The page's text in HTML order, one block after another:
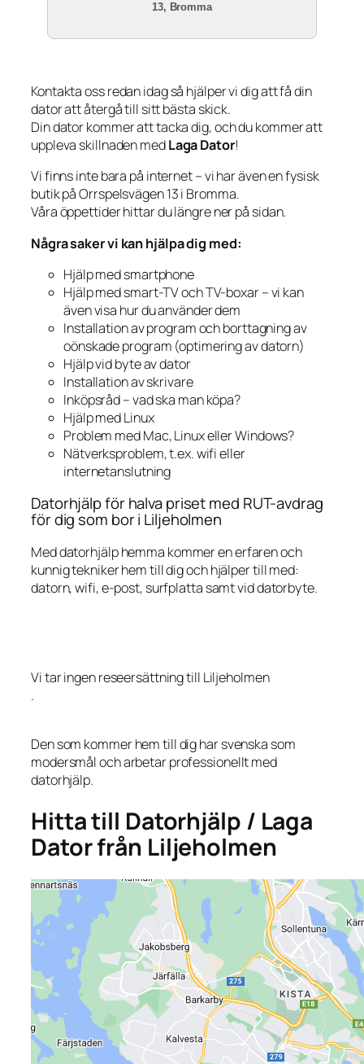
13, Bromma
Kontakta oss redan idag så hjälper vi dig att få din
dator att återgå till sitt bästa skick.
Din dator kommer att tacka dig, och du kommer att
uppleva skillnaden medLaga Dator!
Vi finns inte bara på internet – vi har även en fysisk
butik på Orrspelsvägen 13 i Bromma.
Våra öppettider hittar du längre ner på sidan.
Några saker vi kan hjälpa dig med:
Hjälp med smartphone
Hjälp med smart-TV och TV-boxar – vi kan
även visa hur du använder dem
Installation av program och borttagning av
oönskade program (optimering av datorn)
Hjälp vid byte av dator
Installation av skrivare
Inköpsråd – vad ska man köpa?
Hjälp med Linux
Problem med Mac, Linux eller Windows?
Nätverksproblem, t.ex. wifi eller
internetanslutning
Datorhjälp för halva priset med RUT-avdrag
för dig som bor i Liljeholmen
Med datorhjälp hemma kommer en erfaren och
kunnig tekniker hem till dig och hjälper till med:
datorn, wifi, e-post, surfplatta samt vid datorbyte.
Vi tar ingen reseersättning till Liljeholmen
.
Den som kommer hem till dig har svenska som
modersmål och arbetar professionellt med
datorhjälp.
Hitta till Datorhjälp / Laga
Dator från Liljeholmen